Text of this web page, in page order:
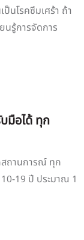
นโรคซึมเศร้า ถ้า
รู้การจัดการ
มือได้ ทุก
ถานการณ์ ทุก
19 ปี ประมาณ 1